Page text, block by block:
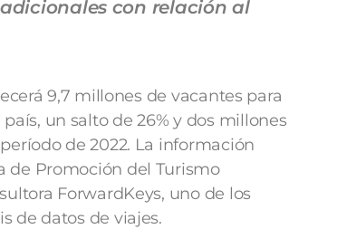
con relación al
9,7 millones de vacantes para
un salto de 26% y dos millones
de 2022. La información
de Promoción del Turismo
ForwardKeys, uno de los
de datos de viajes.